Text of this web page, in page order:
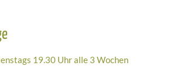
19.30 Uhr alle 3 Wochen